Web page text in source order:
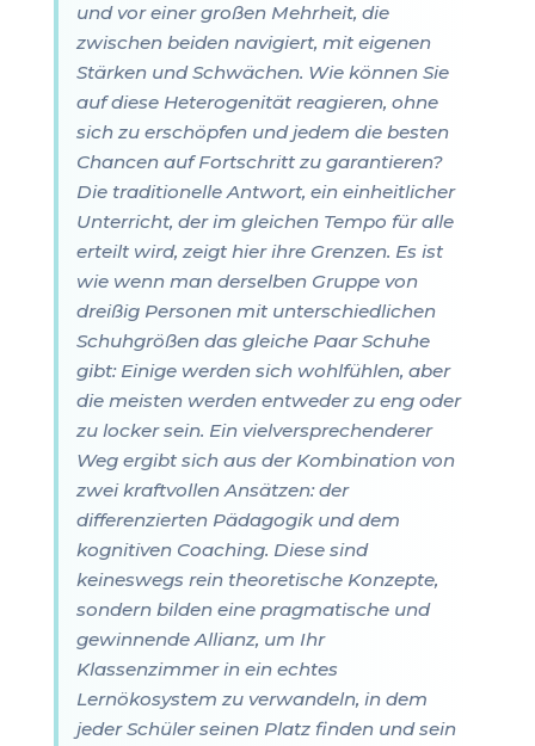
und vor einer großen Mehrheit, die
zwischen beiden navigiert, mit eigenen
Stärken und Schwächen. Wie können Sie
auf diese Heterogenität reagieren, ohne
sich zu erschöpfen und jedem die besten
Chancen auf Fortschritt zu garantieren?
Die traditionelle Antwort, ein einheitlicher
Unterricht, der im gleichen Tempo für alle
erteilt wird, zeigt hier ihre Grenzen. Es ist
wie wenn man derselben Gruppe von
dreißig Personen mit unterschiedlichen
Schuhgrößen das gleiche Paar Schuhe
gibt: Einige werden sich wohlfühlen, aber
die meisten werden entweder zu eng oder
zu locker sein. Ein vielversprechenderer
Weg ergibt sich aus der Kombination von
zwei kraftvollen Ansätzen: der
differenzierten Pädagogik und dem
kognitiven Coaching. Diese sind
keineswegs rein theoretische Konzepte,
sondern bilden eine pragmatische und
gewinnende Allianz, um Ihr
Klassenzimmer in ein echtes
Lernökosystem zu verwandeln, in dem
jeder Schüler seinen Platz finden und sein